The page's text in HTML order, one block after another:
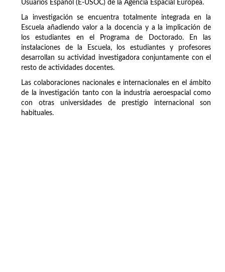
Usuarios Español (E-USOC) de la Agencia Espacial Europea.
La investigación se encuentra totalmente integrada en la
Escuela añadiendo valor a la docencia y a la implicación de
los estudiantes en el Programa de Doctorado. En las
instalaciones de la Escuela, los estudiantes y profesores
desarrollan su actividad investigadora conjuntamente con el
resto de actividades docentes.
Las colaboraciones nacionales e internacionales en el ámbito
de la investigación tanto con la industria aeroespacial como
con otras universidades de prestigio internacional son
habituales.